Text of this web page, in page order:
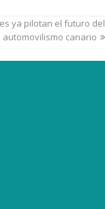
ya pilotan el futuro del
automovilismo canario